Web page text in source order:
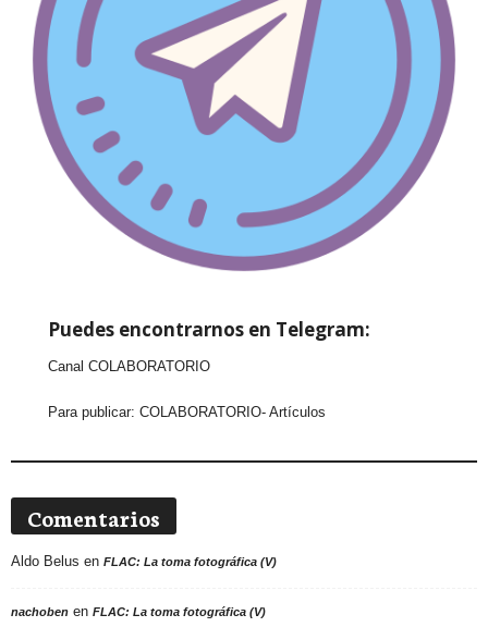
Puedes encontrarnos en Telegram:
Canal COLABORATORIO
Para publicar:COLABORATORIO- Artículos
Comentarios
Aldo Belus en FLAC: La toma fotográfica (V)
nachoben en FLAC: La toma fotográfica (V)